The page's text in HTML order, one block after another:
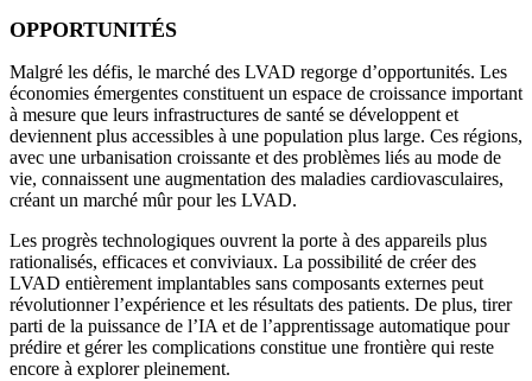
OPPORTUNITÉS
Malgré les défis, le marché des LVAD regorge d’opportunités. Les
économies émergentes constituent un espace de croissance important
à mesure que leurs infrastructures de santé se développent et
deviennent plus accessibles à une population plus large. Ces régions,
avec une urbanisation croissante et des problèmes liés au mode de
vie, connaissent une augmentation des maladies cardiovasculaires,
créant un marché mûr pour les LVAD.
Les progrès technologiques ouvrent la porte à des appareils plus
rationalisés, efficaces et conviviaux. La possibilité de créer des
LVAD entièrement implantables sans composants externes peut
révolutionner l’expérience et les résultats des patients. De plus, tirer
parti de la puissance de l’IA et de l’apprentissage automatique pour
prédire et gérer les complications constitue une frontière qui reste
encore à explorer pleinement.